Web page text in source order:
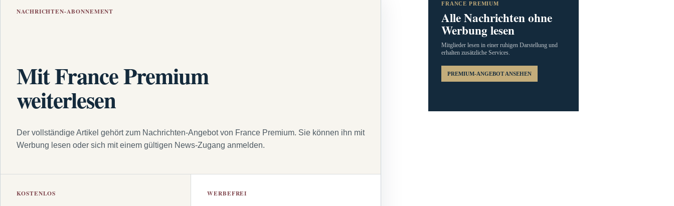
NACHRICHTEN-ABONNEMENT
Mit France Premium
weiterlesen
Der vollständige Artikel gehört zum Nachrichten-Angebot von France Premium. Sie können ihn mit
Werbung lesen oder sich mit einem gültigen News-Zugang anmelden.
KOSTENLOS WERBEFREI
FRANCE PREMIUM
Alle Nachrichten ohne
Werbung lesen
Mitglieder lesen in einer ruhigen Darstellung und
erhalten zusätzliche Services.
PREMIUM-ANGEBOT ANSEHEN